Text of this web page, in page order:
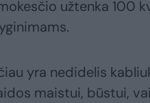
užtenka 100
yra nedidelis
maistui, būstui,